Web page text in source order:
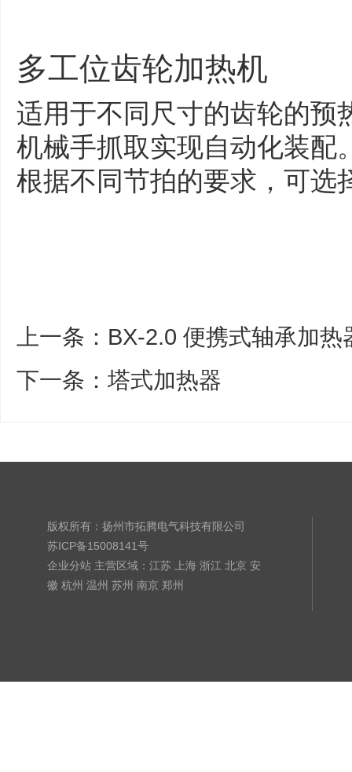
多工位齿轮加热机
适用于不同尺寸的齿轮的预
机械手抓取实现自动化装配
根据不同节拍的要求，可选
上一条： BX-2.0 便携式轴承加热
下一条： 塔式加热器
版权所有：扬州市拓腾电气科技有限公司
苏ICP备15008141号
企业分站 主营区域： 江苏 上海 浙江 北京 安
徽 杭州 温州 苏州 南京 郑州